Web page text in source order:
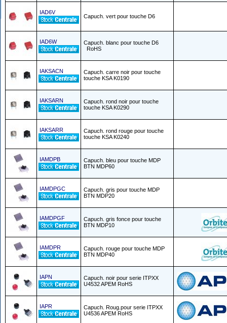
IAD6V
Capuch. vert pour touche D6
IAD6W
Capuch. blanc pour touche D6
RoHS
IAKSACN
Capuch. carre noir pour touche
touche KSA K0190
IAKSARN
Capuch. rond noir pour touche
touche KSA K0290
IAKSARR
Capuch. rond rouge pour touche
touche KSA K0240
IAMDPB
Capuch. bleu pour touche MDP
BTN MDP60
IAMDPGC
Capuch. gris pour touche MDP
BTN MDP20
IAMDPGF
Capuch. gris fonce pour touche
BTN MDP10
IAMDPR
Capuch. rouge pour touche MDP
BTN MDP40
IAPN
Capuch. noir pour serie ITPXX
U4532 APEM RoHS
IAPR
Capuch. Roug.pour serie ITPXX
U4536 APEM RoHS